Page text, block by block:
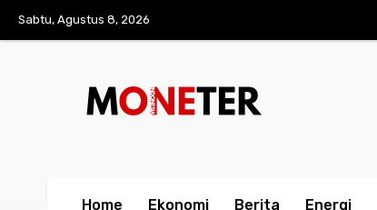
Sabtu, Agustus 8, 2026
Home Ekonomi Berita Energi